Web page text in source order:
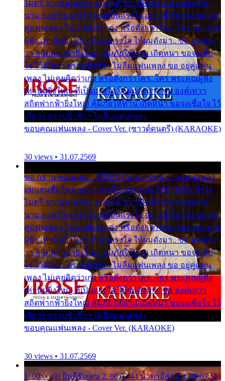
ไมตรี จากแฟนเพลง ทุกทุกที่ ปราณีหลั่งไหล ผมขอฝาก
นาม ยอดรักเอาไว้ โปรดเป็นแรงใจ อย่างนี้เรื่อยไป ขอ อยู่
คู่แฟนเพลง ไม่เคยคิดว่าเก่ง หรือดังกว่าใคร..ใคร พระคุณ
ผู้ฟัง เท่านั้นยิ่งใหญ่ ที่เป็นแรงใจ ให้ผมดังมา.. ขอ องค์เท
วา สถิตฟากฟ้ายิ่งใหญ่ คุ้มภัยให้ท่าน เถิดหนา ขอจงเชื่อ
ใจ ไว้เถิดว่า ตราบชั่วชีวา ไม่ลืมแฟนเพลง ขอ อยู่คู่แฟน
เพลง ไม่เคยคิดว่าเก่ง หรือดังกว่าใคร..ใคร พระคุณผู้ฟัง
เท่านั้นยิ่งใหญ่ ที่เป็นแรงใจ ให้ผมดังมา.. ขอ องค์เทวา
สถิตฟากฟ้ายิ่งใหญ่ คุ้มภัยให้ท่าน เถิดหนา ขอจงเชื่อใจ ไว้
เถิดว่า ตราบชั่วชีวา ไม่ลืมแฟนเพลง
ขอบคุณแฟนเพลง - Cover Ver. (ซาวด์ดนตรี) (KARAOKE)
30 views • 31.07.2569
ขอ กราบ ขอบคุณ.... ที่ได้รับไออุ่น การุณ จากแฟน เพลง
ผมแสนชื่นใจ หายวังเวง เมื่อแฟนเพลง ให้กำลังใจ น้ำใจ
ไมตรี จากแฟนเพลง ทุกทุกที่ ปราณีหลั่งไหล ผมขอฝาก
นาม ยอดรักเอาไว้ โปรดเป็นแรงใจ อย่างนี้เรื่อยไป ขอ อยู่
คู่แฟนเพลง ไม่เคยคิดว่าเก่ง หรือดังกว่าใคร..ใคร พระคุณ
ผู้ฟัง เท่านั้นยิ่งใหญ่ ที่เป็นแรงใจ ให้ผมดังมา.. ขอ องค์เท
วา สถิตฟากฟ้ายิ่งใหญ่ คุ้มภัยให้ท่าน เถิดหนา ขอจงเชื่อ
ใจ ไว้เถิดว่า ตราบชั่วชีวา ไม่ลืมแฟนเพลง ขอ อยู่คู่แฟน
เพลง ไม่เคยคิดว่าเก่ง หรือดังกว่าใคร..ใคร พระคุณผู้ฟัง
เท่านั้นยิ่งใหญ่ ที่เป็นแรงใจ ให้ผมดังมา.. ขอ องค์เทวา
สถิตฟากฟ้ายิ่งใหญ่ คุ้มภัยให้ท่าน เถิดหนา ขอจงเชื่อใจ ไว้
เถิดว่า ตราบชั่วชีวา ไม่ลืมแฟนเพลง
ขอบคุณแฟนเพลง - Cover Ver. (KARAOKE)
30 views • 31.07.2569
1. 00:00:00 ยินดีรับเดน 2. 00:03:44 น้ำตาอีสาน 3. 00:07:51